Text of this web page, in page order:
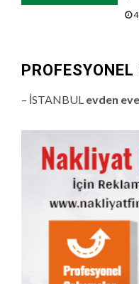
4
– İSTANBUL evden